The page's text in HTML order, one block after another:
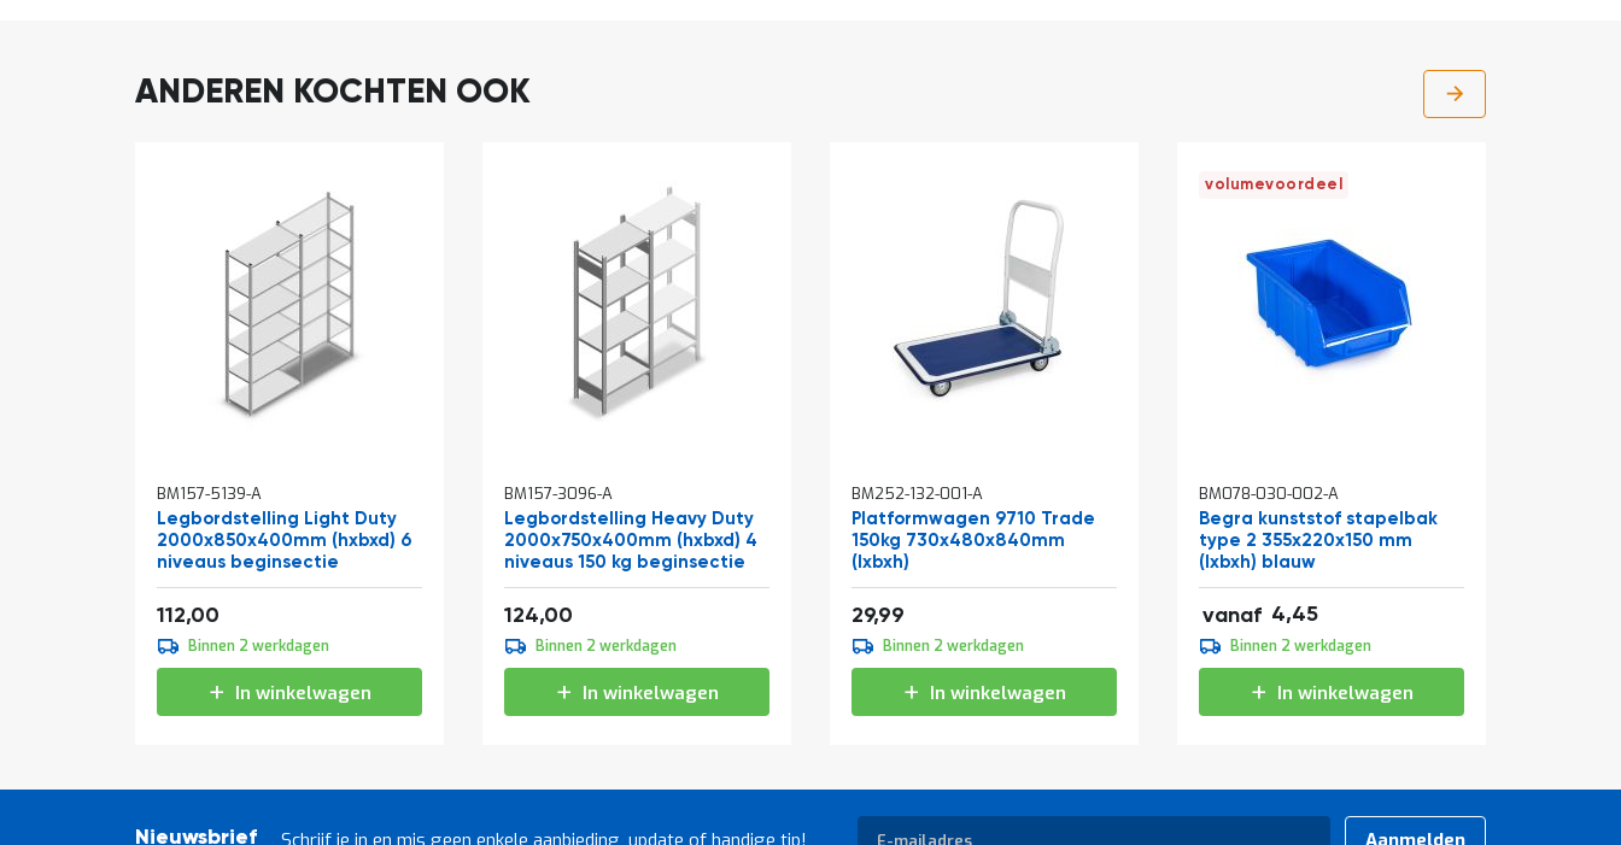
ANDEREN KOCHTEN OOK
BM157-5139-A
Legbordstelling Light Duty
2000x850x400mm (hxbxd) 6
niveaus beginsectie
Vanaf
112,00
Binnen 2 werkdagen
In winkelwagen
BM157-3096-A
Legbordstelling Heavy Duty
2000x750x400mm (hxbxd) 4
niveaus 150 kg beginsectie
Vanaf
124,00
Binnen 2 werkdagen
In winkelwagen
BM252-132-001-A
Platformwagen 9710 Trade
150kg 730x480x840mm
(lxbxh)
29,99
winkelwagen
Binnen 2 werkdagen
In winkelwagen
volumevoordeel
BM078-030-002-A
Begra kunststof stapelbak
type 2 355x220x150 mm
(lxbxh) blauw
vanaf 4,45
5,38
4,95
5,99
winkelwagen
Binnen 2 werkdagen
In winkelwagen
Nieuwsbrief Schrijf je in en mis geen enkele aanbieding, update of handige tip!
Abonneer
Aanmelden